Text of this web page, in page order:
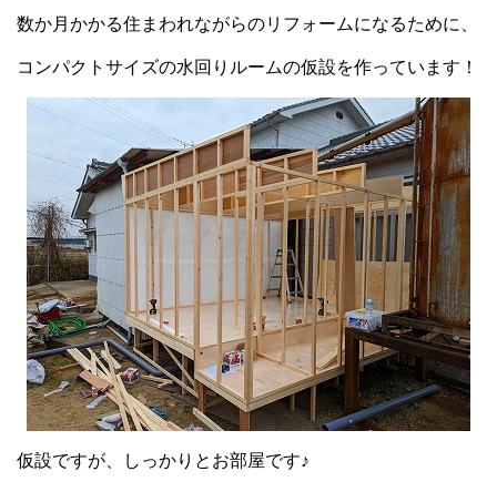
数か月かかる住まわれながらのリフォームになるために、
コンパクトサイズの水回りルームの仮設を作っています！
仮設ですが、しっかりとお部屋です♪